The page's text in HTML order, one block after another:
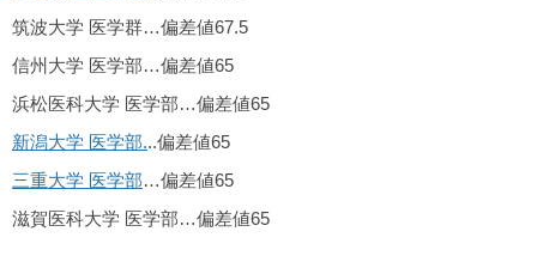
筑波大学 医学群…偏差値67.5
信州大学 医学部…偏差値65
浜松医科大学 医学部…偏差値65
新潟大学 医学部...偏差値65
三重大学 医学部…偏差値65
滋賀医科大学 医学部…偏差値65